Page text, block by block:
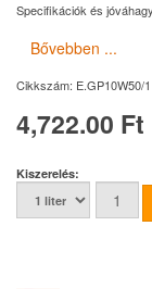
Specifikációk és
Bővebben ...
Cikkszám: E.GP10W50/1
4,722.00 Ft
Kiszerelés: